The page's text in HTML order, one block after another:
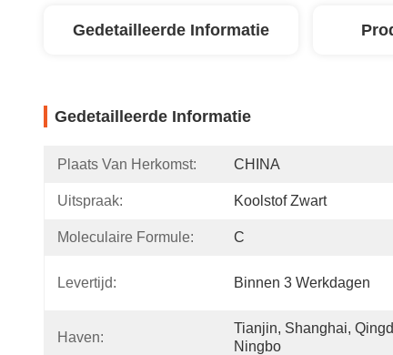
Gedetailleerde Informatie
Gedetailleerde Informatie
Plaats Van Herkomst: CHINA
Uitspraak: Koolstof Zwart
Moleculaire Formule: C
Levertijd: Binnen 3 Werkdagen
Haven:
Tianjin, Shanghai,
Ningbo